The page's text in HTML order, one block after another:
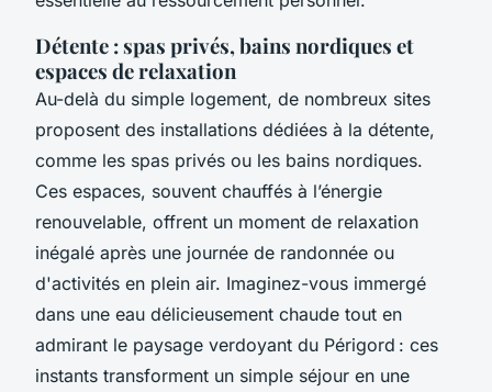
Détente : spas privés, bains nordiques et
espaces de relaxation
Au-delà du simple logement, de nombreux sites
proposent des installations dédiées à la détente,
comme les spas privés ou les bains nordiques.
Ces espaces, souvent chauffés à l’énergie
renouvelable, offrent un moment de relaxation
inégalé après une journée de randonnée ou
d'activités en plein air. Imaginez-vous immergé
dans une eau délicieusement chaude tout en
admirant le paysage verdoyant du Périgord : ces
instants transforment un simple séjour en une